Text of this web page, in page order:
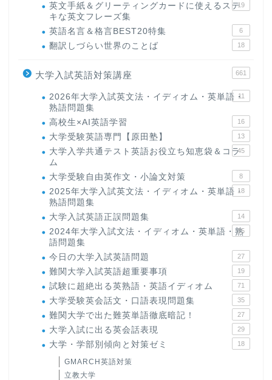
英文手紙＆グリーティングカードに使えるステ
キな英文フレーズ集
19
英語名言＆格言BEST20特集 6
翻訳しづらい世界のことば 18
大学入試英語対策講座 661
2026年大学入試英文法・イディオム・英単語・
熟語問題集
11
高校生×AI英語学習 16
大学受験英語専門【原田塾】 13
大学入学共通テスト英語お役立ち知恵袋＆コラ
ム
45
大学受験自由英作文・小論文対策 8
2025年大学入試英文法・イディオム・英単語・
熟語問題集
18
大学入試英語正誤問題集 14
2024年大学入試文法・イディオム・英単語・熟
語問題集
15
今日の大学入試英語問題 27
難関大学入試英語超重要事項 19
試験に超絶出る英熟語・英語イディオム 71
大学受験英会話文・口語表現問題集 35
難関大学で出た難英単語徹底暗記！ 27
大学入試に出る英会話表現 29
大学・学部別傾向と対策ゼミ 18
GMARCH英語対策
立教大学